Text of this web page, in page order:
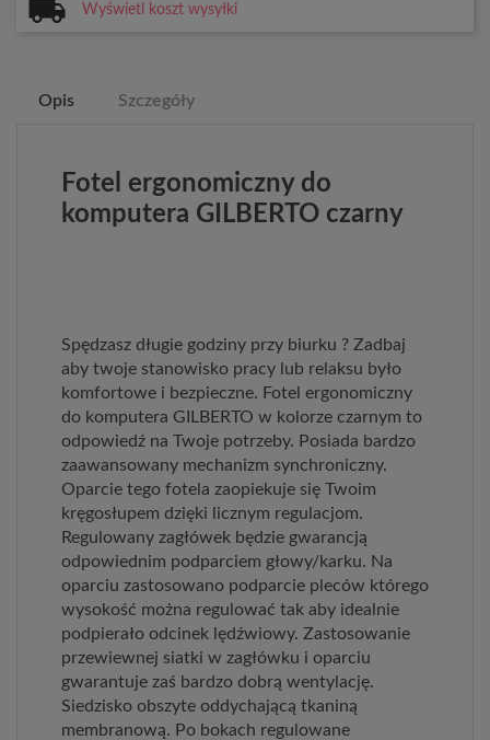
Wyświetl koszt wysyłki
Opis Szczegóły
Fotel ergonomiczny do
komputera GILBERTO czarny
Spędzasz długie godziny przy biurku ? Zadbaj
aby twoje stanowisko pracy lub relaksu było
komfortowe i bezpieczne. Fotel ergonomiczny
do komputera GILBERTO w kolorze czarnym to
odpowiedź na Twoje potrzeby. Posiada bardzo
zaawansowany mechanizm synchroniczny.
Oparcie tego fotela zaopiekuje się Twoim
kręgosłupem dzięki licznym regulacjom.
Regulowany zagłówek będzie gwarancją
odpowiednim podparciem głowy/karku. Na
oparciu zastosowano podparcie pleców którego
wysokość można regulować tak aby idealnie
podpierało odcinek lędźwiowy. Zastosowanie
przewiewnej siatki w zagłówku i oparciu
gwarantuje zaś bardzo dobrą wentylację.
Siedzisko obszyte oddychającą tkaniną
membranową. Po bokach regulowane